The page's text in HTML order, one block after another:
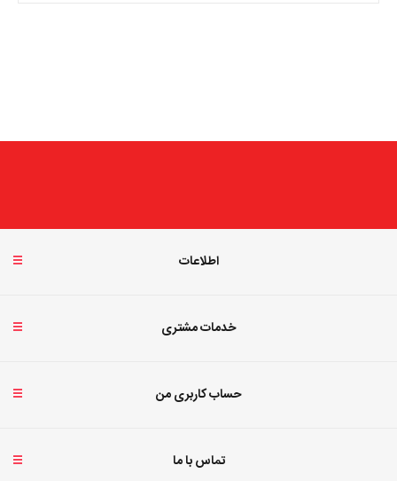
اطلاعات
خدمات مشتری
حساب کاربری من
تماس با ما